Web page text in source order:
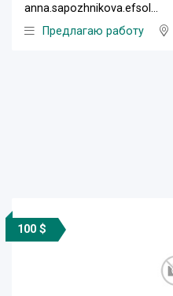
anna.sapozhnikova.efsol...
Предлагаю работу
100 $